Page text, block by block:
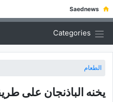
Saednews
Categories
الطعام
یخنه الباذنجان على